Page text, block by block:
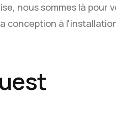
nous sommes là pour
conception à